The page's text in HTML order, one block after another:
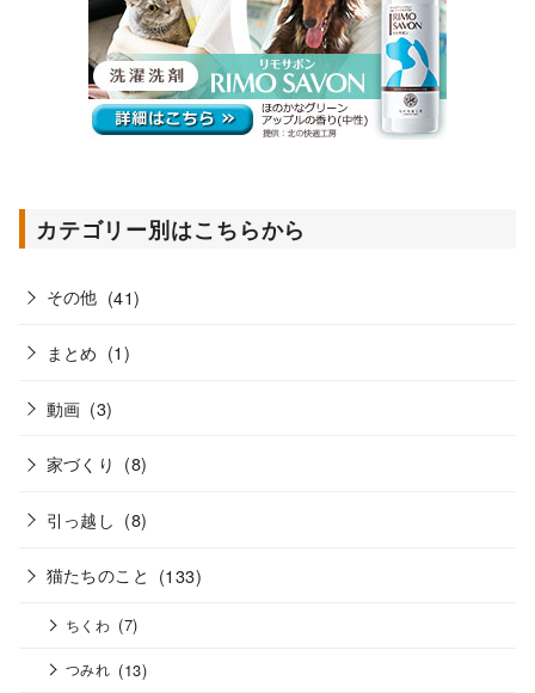
カテゴリー別はこちらから
その他 (41)
まとめ (1)
動画 (3)
家づくり (8)
引っ越し (8)
猫たちのこと (133)
ちくわ (7)
つみれ (13)